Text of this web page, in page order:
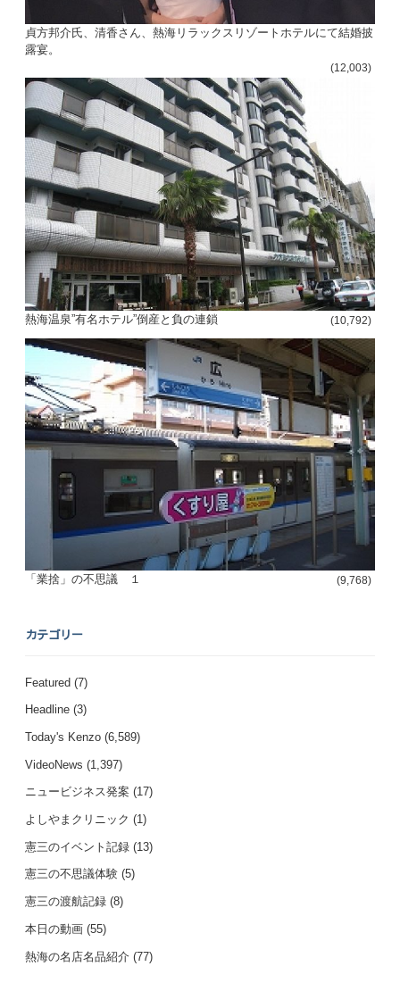
貞方邦介氏、清香さん、熱海リラックスリゾートホテルにて結婚披
露宴。
(12,003)
熱海温泉”有名ホテル”倒産と負の連鎖 (10,792)
「業捨」の不思議 １ (9,768)
カテゴリー
Featured (7)
Headline (3)
Today's Kenzo (6,589)
VideoNews (1,397)
ニュービジネス発案 (17)
よしやまクリニック (1)
憲三のイベント記録 (13)
憲三の不思議体験 (5)
憲三の渡航記録 (8)
本日の動画 (55)
熱海の名店名品紹介 (77)